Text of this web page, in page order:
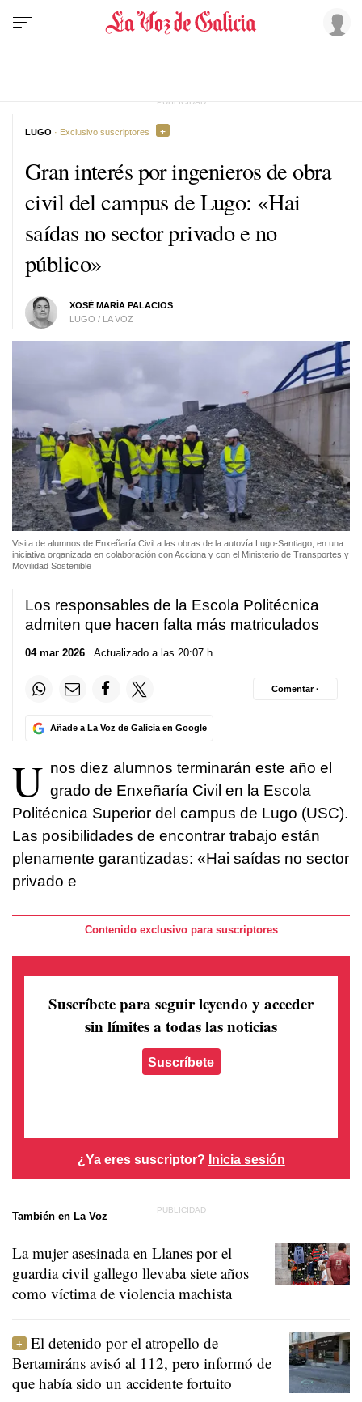
Gran interés por ingenieros de obra
civil del campus de Lugo: «Hai
saídas no sector privado e no
público»
XOSÉ MARÍA PALACIOS
LUGO / LA VOZ
LUGO · Exclusivo suscriptores
Visita de alumnos de Enxeñaría Civil a las obras de la autovía Lugo-Santiago, en una
iniciativa organizada en colaboración con Acciona y con el Ministerio de Transportes y
Movilidad Sostenible
Los responsables de la Escola Politécnica
admiten que hacen falta más matriculados
04 mar 2026 . Actualizado a las 20:07 h.
Añade a La Voz de Galicia en Google
Comentar ·
U nos diez alumnos terminarán este año el
grado de Enxeñaría Civil en la Escola
Politécnica Superior del campus de Lugo (USC).
Las posibilidades de encontrar trabajo están
plenamente garantizadas: «Hai saídas no sector
privado e
Contenido exclusivo para suscriptores
Suscríbete para seguir leyendo y acceder
sin límites a todas las noticias
Suscríbete
¿Ya eres suscriptor? Inicia sesión
También en La Voz
La mujer asesinada en Llanes por el
guardia civil gallego llevaba siete años
como víctima de violencia machista
El detenido por el atropello de
Bertamiráns avisó al 112, pero informó de
que había sido un accidente fortuito